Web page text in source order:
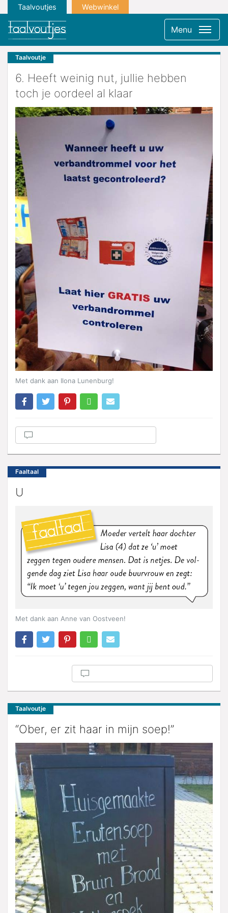
Taalvoutjes Webwinkel
Menu
Taalvoutje
6. Heeft weinig nut, jullie hebben
toch je oordeel al klaar
Met dank aan Ilona Lunenburg!
Faaltaal
U
Met dank aan Anne van Oostveen!
Taalvoutje
“Ober, er zit haar in mijn soep!”